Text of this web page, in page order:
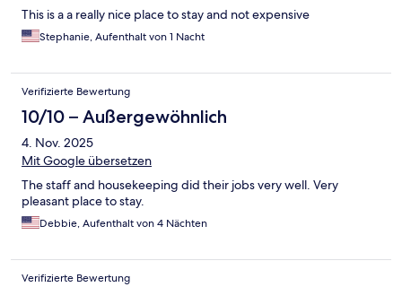
This is a a really nice place to stay and not expensive
Stephanie, Aufenthalt von 1 Nacht
Verifizierte Bewertung
10/10 – Außergewöhnlich
4. Nov. 2025
Mit Google übersetzen
The staff and housekeeping did their jobs very well. Very
pleasant place to stay.
Debbie, Aufenthalt von 4 Nächten
Verifizierte Bewertung